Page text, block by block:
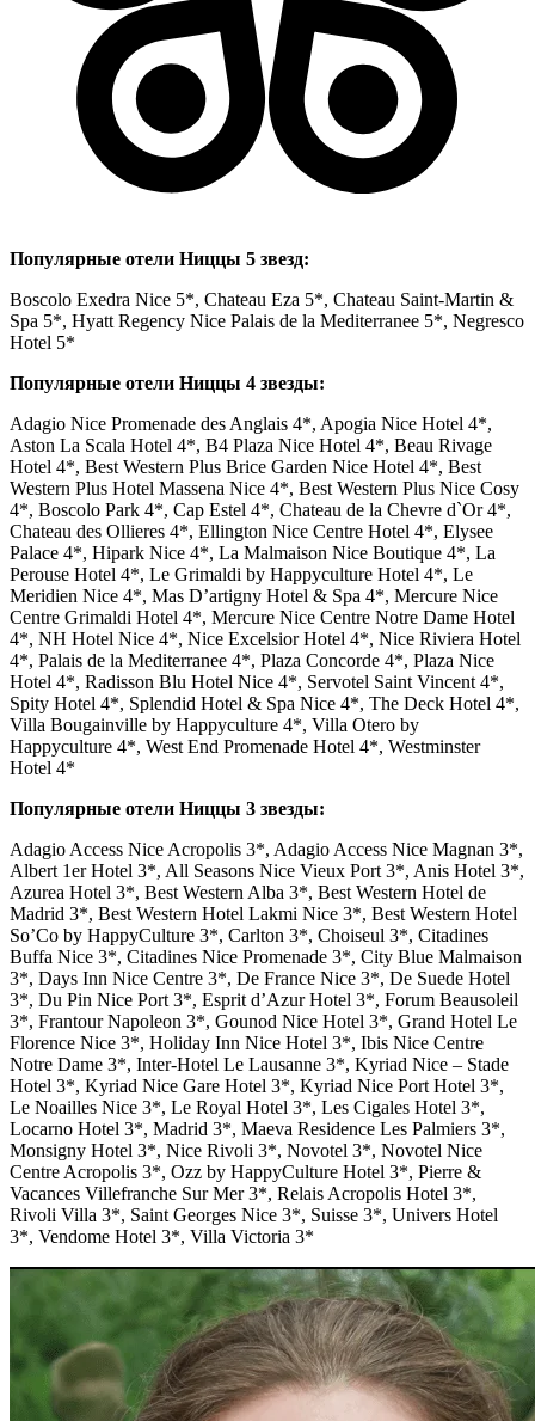
Популярные отели Ниццы 5 звезд:
Boscolo Exedra Nice 5*, Chateau Eza 5*, Chateau Saint-Martin &
Spa 5*, Hyatt Regency Nice Palais de la Mediterranee 5*, Negresco
Hotel 5*
Популярные отели Ниццы 4 звезды:
Adagio Nice Promenade des Anglais 4*, Apogia Nice Hotel 4*,
Aston La Scala Hotel 4*, B4 Plaza Nice Hotel 4*, Beau Rivage
Hotel 4*, Best Western Plus Brice Garden Nice Hotel 4*, Best
Western Plus Hotel Massena Nice 4*, Best Western Plus Nice Cosy
4*, Boscolo Park 4*, Cap Estel 4*, Chateau de la Chevre d`Or 4*,
Chateau des Ollieres 4*, Ellington Nice Centre Hotel 4*, Elysee
Palace 4*, Hipark Nice 4*, La Malmaison Nice Boutique 4*, La
Perouse Hotel 4*, Le Grimaldi by Happyculture Hotel 4*, Le
Meridien Nice 4*, Mas D’artigny Hotel & Spa 4*, Mercure Nice
Centre Grimaldi Hotel 4*, Mercure Nice Centre Notre Dame Hotel
4*, NH Hotel Nice 4*, Nice Excelsior Hotel 4*, Nice Riviera Hotel
4*, Palais de la Mediterranee 4*, Plaza Concorde 4*, Plaza Nice
Hotel 4*, Radisson Blu Hotel Nice 4*, Servotel Saint Vincent 4*,
Spity Hotel 4*, Splendid Hotel & Spa Nice 4*, The Deck Hotel 4*,
Villa Bougainville by Happyculture 4*, Villa Otero by
Happyculture 4*, West End Promenade Hotel 4*, Westminster
Hotel 4*
Популярные отели Ниццы 3 звезды:
Adagio Access Nice Acropolis 3*, Adagio Access Nice Magnan 3*,
Albert 1er Hotel 3*, All Seasons Nice Vieux Port 3*, Anis Hotel 3*,
Azurea Hotel 3*, Best Western Alba 3*, Best Western Hotel de
Madrid 3*, Best Western Hotel Lakmi Nice 3*, Best Western Hotel
So’Co by HappyCulture 3*, Carlton 3*, Choiseul 3*, Citadines
Buffa Nice 3*, Citadines Nice Promenade 3*, City Blue Malmaison
3*, Days Inn Nice Centre 3*, De France Nice 3*, De Suede Hotel
3*, Du Pin Nice Port 3*, Esprit d’Azur Hotel 3*, Forum Beausoleil
3*, Frantour Napoleon 3*, Gounod Nice Hotel 3*, Grand Hotel Le
Florence Nice 3*, Holiday Inn Nice Hotel 3*, Ibis Nice Centre
Notre Dame 3*, Inter-Hotel Le Lausanne 3*, Kyriad Nice – Stade
Hotel 3*, Kyriad Nice Gare Hotel 3*, Kyriad Nice Port Hotel 3*,
Le Noailles Nice 3*, Le Royal Hotel 3*, Les Cigales Hotel 3*,
Locarno Hotel 3*, Madrid 3*, Maeva Residence Les Palmiers 3*,
Monsigny Hotel 3*, Nice Rivoli 3*, Novotel 3*, Novotel Nice
Centre Acropolis 3*, Ozz by HappyCulture Hotel 3*, Pierre &
Vacances Villefranche Sur Mer 3*, Relais Acropolis Hotel 3*,
Rivoli Villa 3*, Saint Georges Nice 3*, Suisse 3*, Univers Hotel
3*, Vendome Hotel 3*, Villa Victoria 3*